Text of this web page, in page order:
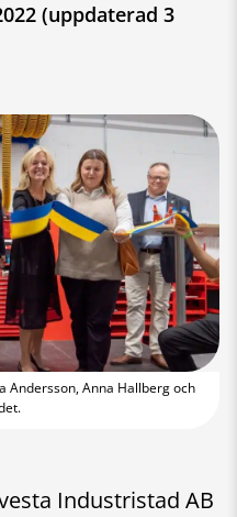
(uppdaterad 3
Andersson, Anna Hallberg och
Industristad AB